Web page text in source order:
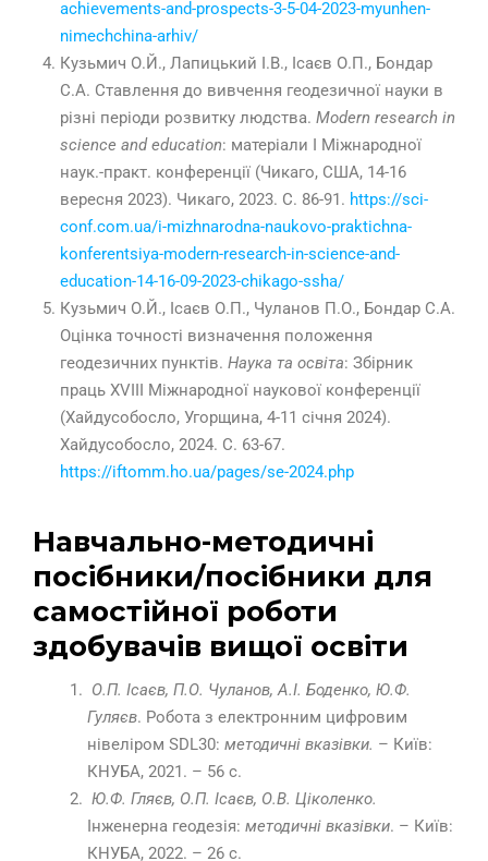
achievements-and-prospects-3-5-04-2023-myunhen-
nimechchina-arhiv/
Кузьмич О.Й., Лапицький І.В., Ісаєв О.П., Бондар
С.А. Ставлення до вивчення геодезичної науки в
різні періоди розвитку людства. Modern research in
science and education: матеріали
Міжнародної
наук.-практ. конференції (Чикаго, США, 14-16
вересня 2023). Чикаго, 2023. С. 86-91. https://sci-
conf.com.ua/i-mizhnarodna-naukovo-praktichna-
konferentsiya-modern-research-in-science-and-
education-14-16-09-2023-chikago-ssha/
Кузьмич О.Й., Ісаєв О.П., Чуланов П.О., Бондар С.А.
Оцінка точності визначення положення
геодезичних пунктів. Наука та освіта: Збірник
праць XVIII
Міжнародної наукової конференції
(Хайдусобосло, Угорщина, 4-11 січня 2024).
Хайдусобосло, 2024. С. 63-67.
https://iftomm.ho.ua/pages/se-2024.php
Навчально-методичні
посібники/посібники для
самостійної роботи
здобувачів вищої освіти
О.П. Ісаєв, П.О. Чуланов, А.І. Боденко, Ю.Ф.
Гуляєв. Робота з електронним цифровим
нівеліром SDL30: методичні вказівки. – Київ:
КНУБА, 2021. – 56 с.
Ю.Ф. Гляєв, О.П. Ісаєв, О.В. Ціколенко.
Інженерна геодезія: методичні вказівки. – Київ:
КНУБА, 2022. – 26 с.